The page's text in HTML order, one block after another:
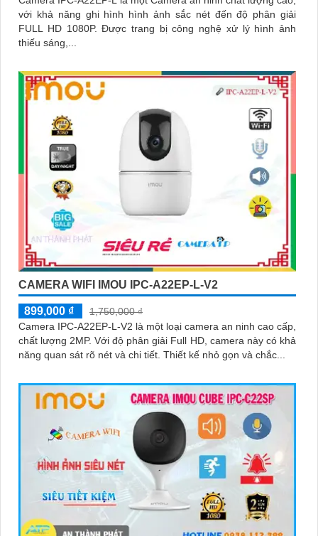
với khả năng ghi hình hình ảnh sắc nét đến độ phân giải
FULL HD 1080P. Được trang bị công nghệ xử lý hình ảnh
thiếu sáng,...
CAMERA WIFI IMOU IPC-A22EP-L-V2
899,000 ₫
1,750,000 ₫
Camera IPC-A22EP-L-V2 là một loại camera an ninh cao cấp,
chất lượng 2MP. Với độ phân giải Full HD, camera này có khả
năng quan sát rõ nét và chi tiết. Thiết kế nhỏ gọn và chắc...